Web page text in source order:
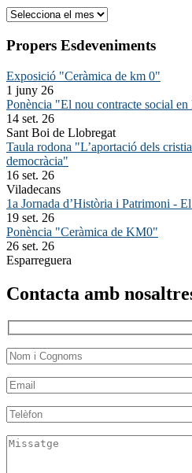
Arxiu
Propers Esdeveniments
Exposició "Ceràmica de km 0"
1 juny 26
Ponència "El nou contracte social
14 set. 26
Sant Boi de Llobregat
Taula rodona "L’aportació dels
democràcia"
16 set. 26
Viladecans
1a Jornada d’Història i Patrimoni -
19 set. 26
Ponència "Ceràmica de KM0"
26 set. 26
Esparreguera
Contacta amb